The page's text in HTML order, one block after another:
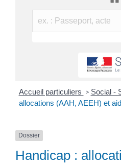
Accueil particuliers > Social -
allocations (AAH, AEEH) et
Dossier
Handicap :